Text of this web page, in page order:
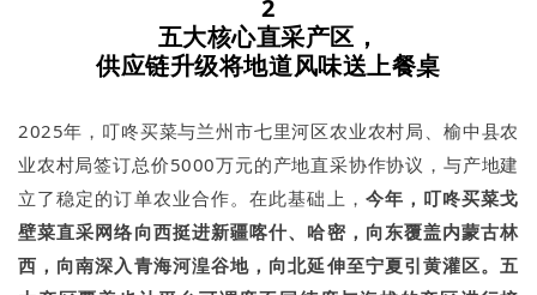
2
五大核心直采产区，
供应链升级将地道风味送上餐桌
2025年，叮咚买菜与兰州市七里河区农业农村局、榆中县农
业农村局签订总价5000万元的产地直采协作协议，与产地建
立了稳定的订单农业合作。在此基础上， 今年， 叮咚买菜戈
壁菜直采网络向西挺进新疆喀什、 哈密，向东覆盖内蒙古林
西，向南深入青海河湟谷地，向北延伸至宁夏引黄灌区。五